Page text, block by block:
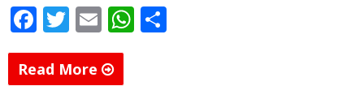
F
a
c
e
T
w
itt
e
E
m
ai
l
W S
Read More